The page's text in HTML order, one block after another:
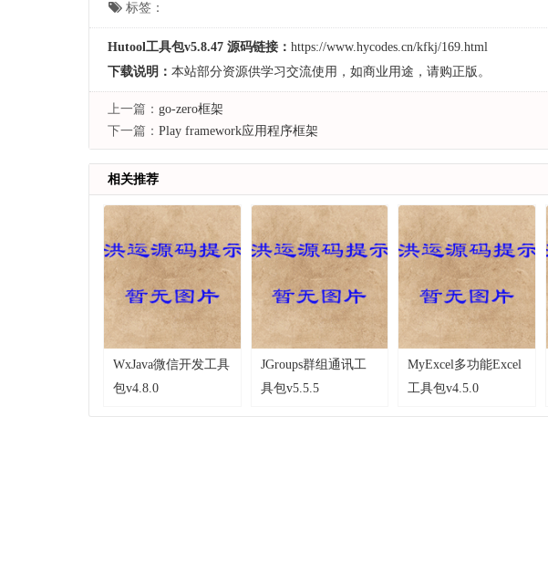
标签：
Hutool工具包v5.8.47 源码链接： https://www.hycodes.cn/kfkj/169.html
下载说明： 本站部分资源供学习交流使用，如商业用途，请购正版。
上一篇： go-zero框架
下一篇： Play framework应用程序框架
相关推荐
WxJava微信开发工具
包v4.8.0
JGroups群组通讯工
具包v5.5.5
MyExcel多功能Excel
工具包v4.5.0